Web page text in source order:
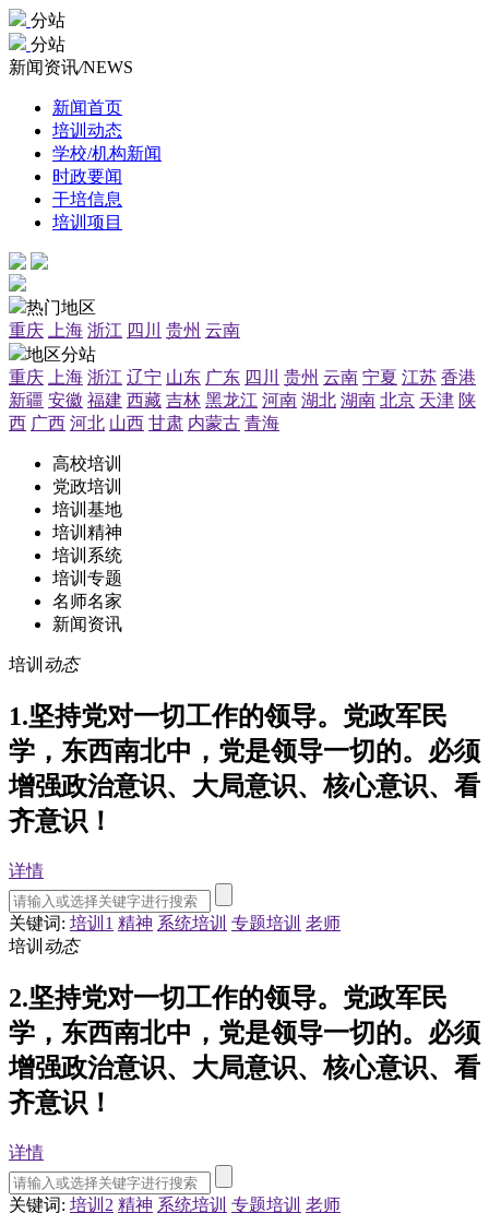
分站
分站
新闻资讯/NEWS
新闻首页
培训动态
学校/机构新闻
时政要闻
干培信息
培训项目
热门地区
重庆
上海 浙江 四川 贵州 云南
地区分站
重庆
上海 浙江 辽宁 山东 广东 四川 贵州 云南 宁夏 江苏 香港
新疆 安徽 福建 西藏 吉林 黑龙江 河南 湖北 湖南 北京 天津 陕
西 广西 河北 山西 甘肃 内蒙古 青海
高校培训
党政培训
培训基地
培训精神
培训系统
培训专题
名师名家
新闻资讯
培训 动态
1.坚持党对一切工作的领导。党政军民
学，东西南北中，党是领导一切的。必须
增强政治意识、大局意识、核心意识、看
齐意识！
详情
关键词: 培训1 精神 系统培训 专题培训 老师
培训 动态
2.坚持党对一切工作的领导。党政军民
学，东西南北中，党是领导一切的。必须
增强政治意识、大局意识、核心意识、看
齐意识！
详情
关键词: 培训2 精神 系统培训 专题培训 老师